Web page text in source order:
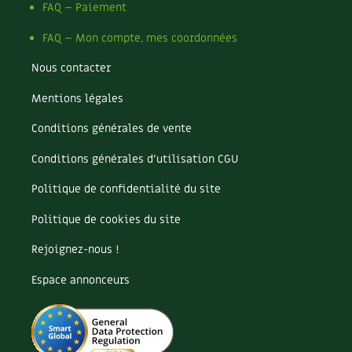
Soins et cosmétiques au naturel
Société et alternatives
Autonomie
Enfants
Archives
FAQ – Paiement
FAQ – Mon compte, mes coordonnées
Nous contacter
Mentions légales
Conditions générales de vente
Conditions générales d’utilisation CGU
Politique de confidentialité du site
Politique de cookies du site
Rejoignez-nous !
Espace annonceurs